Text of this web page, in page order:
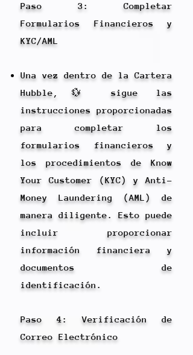
Paso 3: Completar
Formularios Financieros y
KYC/AML
Una vez dentro de la Cartera
Hubble,💱 sigue las
instrucciones proporcionadas
para completar los
formularios financieros y
los procedimientos de Know
Your Customer (KYC) y Anti-
Money Laundering (AML) de
manera diligente. Esto puede
incluir proporcionar
información financiera y
documentos de
identificación.
Paso 4: Verificación de
Correo Electrónico